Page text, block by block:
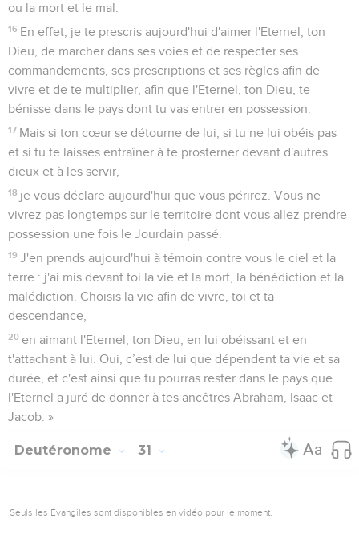
ou la mort et le mal.
16 En effet, je te prescris aujourd'hui d'aimer l'Eternel, ton
Dieu, de marcher dans ses voies et de respecter ses
commandements, ses prescriptions et ses règles afin de
vivre et de te multiplier, afin que l'Eternel, ton Dieu, te
bénisse dans le pays dont tu vas entrer en possession.
17 Mais si ton cœur se détourne de lui, si tu ne lui obéis pas
et si tu te laisses entraîner à te prosterner devant d'autres
dieux et à les servir,
18 je vous déclare aujourd'hui que vous périrez. Vous ne
vivrez pas longtemps sur le territoire dont vous allez prendre
possession une fois le Jourdain passé.
19 J'en prends aujourd'hui à témoin contre vous le ciel et la
terre : j'ai mis devant toi la vie et la mort, la bénédiction et la
malédiction. Choisis la vie afin de vivre, toi et ta
descendance,
20 en aimant l'Eternel, ton Dieu, en lui obéissant et en
t'attachant à lui. Oui, c’est de lui que dépendent ta vie et sa
durée, et c'est ainsi que tu pourras rester dans le pays que
l'Eternel a juré de donner à tes ancêtres Abraham, Isaac et
Jacob. »
Deutéronome 31
Seuls les Évangiles sont disponibles en vidéo pour le moment.